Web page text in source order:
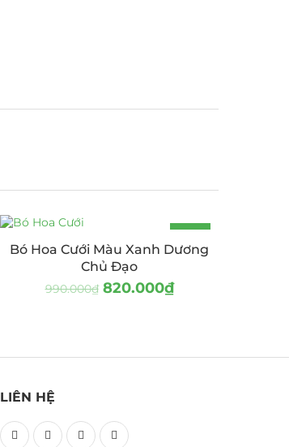
-17%
Bó Hoa Cưới Màu Xanh Dương
Chủ Đạo
990.000₫ 820.000₫
LIÊN HỆ